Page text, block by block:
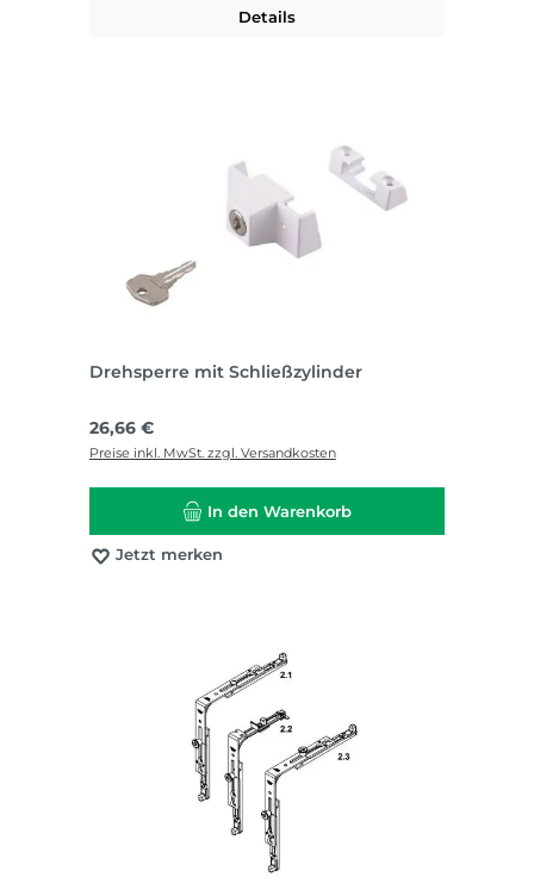
Details
Drehsperre mit Schließzylinder
Regulärer Preis:
26,66 €
Preise inkl. MwSt. zzgl. Versandkosten
In den Warenkorb
Jetzt merken